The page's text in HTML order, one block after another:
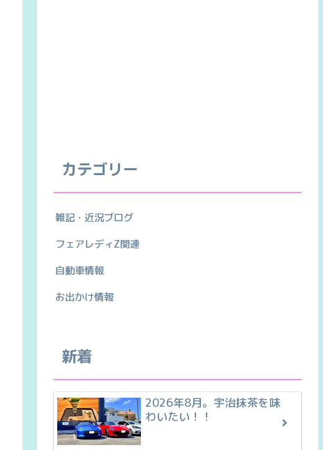
カテゴリー
雑記・近況ブログ
フェアレディZ関連
自動車情報
お出かけ情報
新着
2026年8月。宇治抹茶を味
わいたい！！